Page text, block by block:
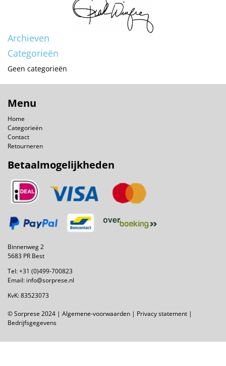
Archieven
Categorieën
Geen categorieën
Menu
Home
Categorieën
Contact
Retourneren
Betaalmogelijkheden
Binnenweg 2
5683 PR Best
Tel:+31 (0)499-700823
Email: info@sorprese.nl
KvK: 83523073
© Sorprese 2024 | Algemene-voorwaarden | Privacy statement |
Bedrijfsgegevens